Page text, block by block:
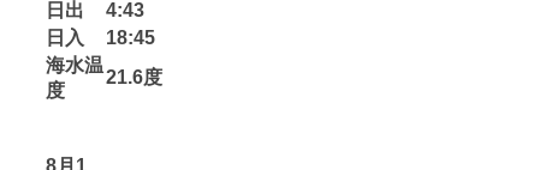
日出
4:43
日入
18:45
海水温
度
21.6度
8月1